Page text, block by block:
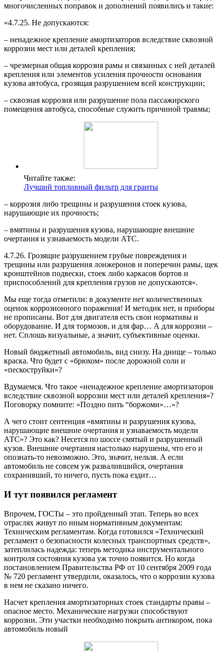
многочисленных поправок и дополнений появились и такие:
«4.7.25. Нe допускаются:
– ненадежное крепление амортизаторов вследствие сквозной
коррозии мест или деталей крепления;
– чрезмерная общая коррозия рамы и связанных с ней деталей
крепления или элементов усиления прочности основания
кузова автобуса, грозящая разрушением всей конструкции;
– сквозная коррозия или разрушение пола пассажирского
помещения автобуса, способные служить причиной травмы;
Читайте также:
Лучший топливный фильтр для гранты
– коррозия либо трещины и разрушения стоек кузова,
нарушающие их прочность;
– вмятины и разрушения кузова, нарушающие внешние
очертания и узнаваемость модели АТС.
4.7.26. Грозящие разрушением грубые повреждения и
трещины или разрушения лонжеронов и поперечин рамы, щек
кронштейнов подвески, стоек либо каркасов бортов и
приспособлений для крепления грузов не допускаются».
Мы еще тогда отметили: в документе нет количественных
оценок коррозионного поражения! И методик нет, и приборы
не прописаны. Вот для двигателя есть свои нормативы и
оборудование. И для тормозов, и для фар… А для коррозии –
нет. Сплошь визуальные, а значит, субъективные оценки.
Новый бюджетный автомобиль, вид снизу. На днище – только
краска. Что будет с «брюхом» после дорожной соли и
«пескоструйки»?
Вдумаемся. Что такое «ненадежное крепление амортизаторов
вследствие сквозной коррозии мест или деталей крепления»?
Поговорку помните: «Поздно пить “боржоми»…»?
А чего стоит сентенция «вмятины и разрушения кузова,
нарушающие внешние очертания и узнаваемость модели
АТС»? Это как? Несется по шоссе смятый и разрушенный
кузов. Внешние очертания настолько нарушены, что его и
опознать-то невозможно. Это, значит, нельзя. А если
автомобиль не совсем уж развалившийся, очертания
сохранивший, то ничего, пусть пока ездит…
И тут появился регламент
Впрочем, ГОСТы – это пройденный этап. Теперь во всех
отраслях живут по иным нормативным документам:
Техническим регламентам. Когда готовился «Технический
регламент о безопасности колесных транспортных средств»,
затеп­лилась надежда: теперь методика инструментального
контроля состояния кузова уж точно появится. Но когда
постановлением Правительства РФ от 10 сентября 2009 года
№ 720 регламент утвердили, оказалось, что о коррозии кузова
в нем не сказано ничего.
Насчет крепления амортизаторных стоек стандарты правы –
опасное место. Механические нагрузки способствуют
коррозии. Эти участки необходимо покрыть антикором, пока
автомобиль новый